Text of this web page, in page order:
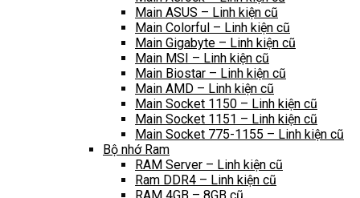
Main ASUS – Linh kiện cũ
Main Colorful – Linh kiện cũ
Main Gigabyte – Linh kiện cũ
Main MSI – Linh kiện cũ
Main Biostar – Linh kiện cũ
Main AMD – Linh kiện cũ
Main Socket 1150 – Linh kiện cũ
Main Socket 1151 – Linh kiện cũ
Main Socket 775-1155 – Linh kiện cũ
Bộ nhớ Ram
RAM Server – Linh kiện cũ
Ram DDR4 – Linh kiện cũ